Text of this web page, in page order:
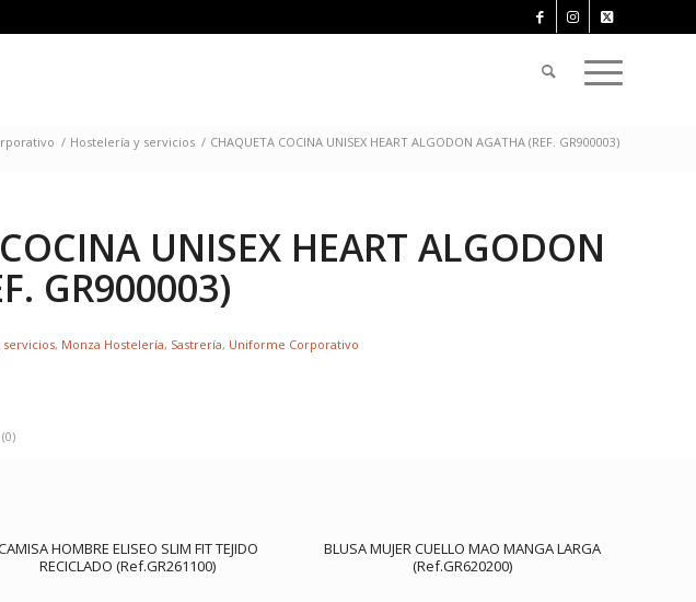
/ Hostelería y servicios / CHAQUETA COCINA UNISEX HEART ALGODON AGATHA (REF. GR900003)
UNISEX HEART ALGODON
GR900003)
servicios, Monza Hostelería, Sastrería, Uniforme Corporativo
HOMBRE ELISEO SLIM FIT TEJIDO
RECICLADO (Ref.GR261100)
BLUSA MUJER CUELLO MAO MANGA LARGA
(Ref.GR620200)